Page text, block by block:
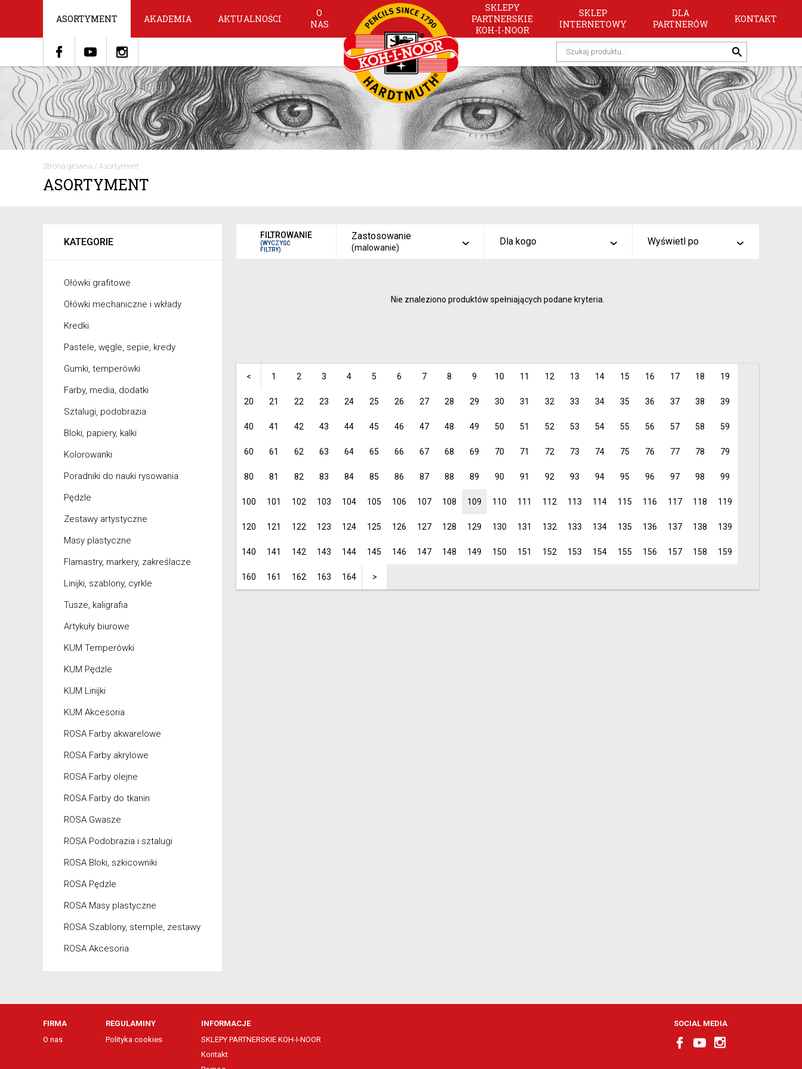
ASORTYMENT AKADEMIA AKTUALNOŚCI
O
NAS
SKLEPY
PARTNERSKIE
KOH-I-NOOR
SKLEP
INTERNETOWY
DLA
PARTNERÓW
KONTAKT
Strona główna / Asortyment
ASORTYMENT
FILTROWANIE
(WYCZYŚĆ
FILTRY)
Zastosowanie
(malowanie)
Dla kogo Wyświetl po
Nie znaleziono produktów spełniających podane kryteria.
< 1 2 3 4 5 6 7 8 9 10 11 12 13 14 15 16 17 18 19
20 21 22 23 24 25 26 27 28 29 30 31 32 33 34 35 36 37 38 39
40 41 42 43 44 45 46 47 48 49 50 51 52 53 54 55 56 57 58 59
60 61 62 63 64 65 66 67 68 69 70 71 72 73 74 75 76 77 78 79
80 81 82 83 84 85 86 87 88 89 90 91 92 93 94 95 96 97 98 99
100 101 102 103 104 105 106 107 108 109 110 111 112 113 114 115 116 117 118 119
120 121 122 123 124 125 126 127 128 129 130 131 132 133 134 135 136 137 138 139
140 141 142 143 144 145 146 147 148 149 150 151 152 153 154 155 156 157 158 159
160 161 162 163 164 >
KATEGORIE
Ołówki grafitowe
Ołówki mechaniczne i wkłady
Kredki
Pastele, węgle, sepie, kredy
Gumki, temperówki
Farby, media, dodatki
Sztalugi, podobrazia
Bloki, papiery, kalki
Kolorowanki
Poradniki do nauki rysowania
Pędzle
Zestawy artystyczne
Masy plastyczne
Flamastry, markery, zakreślacze
Linijki, szablony, cyrkle
Tusze, kaligrafia
Artykuły biurowe
KUM Temperówki
KUM Pędzle
KUM Linijki
KUM Akcesoria
ROSA Farby akwarelowe
ROSA Farby akrylowe
ROSA Farby olejne
ROSA Farby do tkanin
ROSA Gwasze
ROSA Podobrazia i sztalugi
ROSA Bloki, szkicowniki
ROSA Pędzle
ROSA Masy plastyczne
ROSA Szablony, stemple, zestawy
ROSA Akcesoria
FIRMA
O nas
REGULAMINY
Polityka cookies
INFORMACJE
SKLEPY PARTNERSKIE KOH-I-NOOR
Kontakt
SOCIAL MEDIA